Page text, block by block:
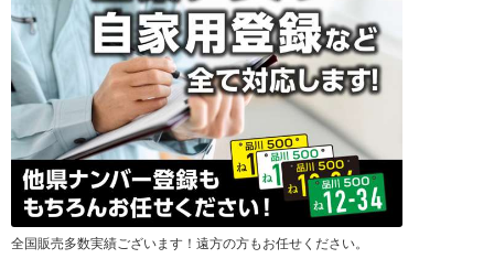
全国販売多数実績ございます！遠方の方もお任せください。